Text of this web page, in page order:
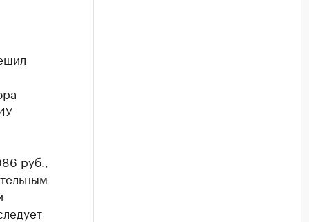
руб.,